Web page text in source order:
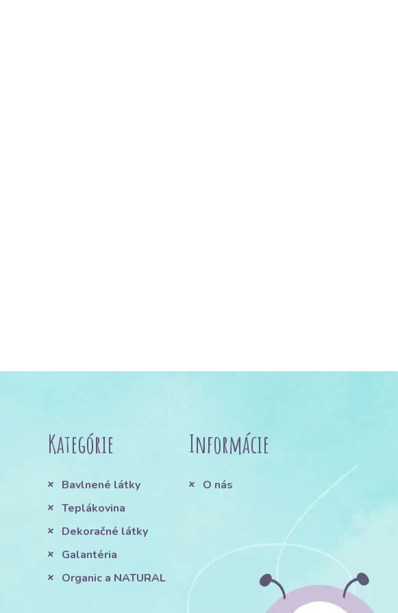
Kategórie
Bavlnené látky
Teplákovina
Dekoračné látky
Galantéria
Organic a NATURAL
Informácie
O nás